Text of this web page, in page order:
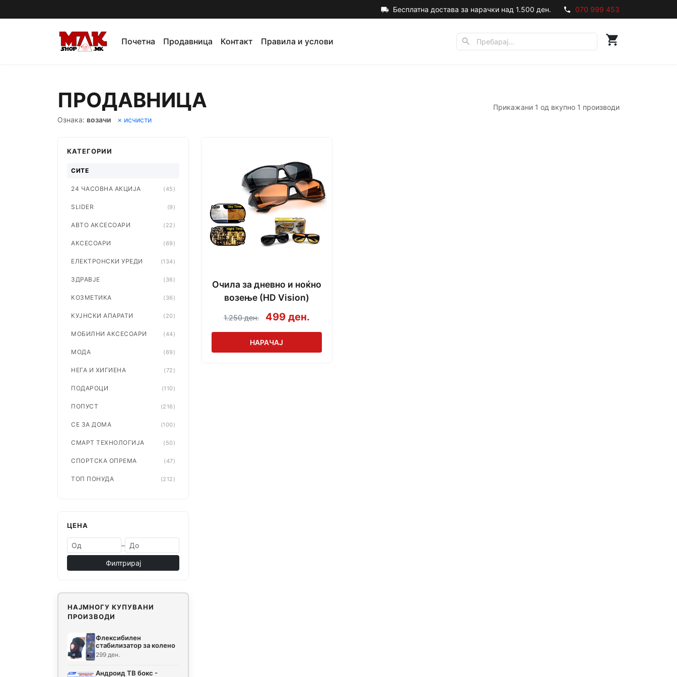
local_shipping Бесплатна достава за нарачки над 1.500 ден. phone 070 999 453
Почетна Продавница Контакт Правила и услови search shopping_cart
ПРОДАВНИЦА
Ознака: возачи × исчисти
Прикажани 1 од вкупно 1 производи
КАТЕГОРИИ
СИТЕ
24 ЧАСОВНА АКЦИЈА (45)
SLIDER (9)
АВТО АКСЕСОАРИ (22)
АКСЕСОАРИ (69)
ЕЛЕКТРОНСКИ УРЕДИ (134)
ЗДРАВЈЕ (36)
КОЗМЕТИКА (36)
КУЈНСКИ АПАРАТИ (20)
МОБИЛНИ АКСЕСОАРИ (44)
МОДА (69)
НЕГА И ХИГИЕНА (72)
ПОДАРОЦИ (110)
ПОПУСТ (216)
СЕ ЗА ДОМА (100)
СМАРТ ТЕХНОЛОГИЈА (50)
СПОРТСКА ОПРЕМА (47)
ТОП ПОНУДА (212)
ЦЕНА
–
Филтрирај
НАЈМНОГУ КУПУВАНИ
ПРОИЗВОДИ
Флексибилен
стабилизатор за колено
299 ден.
Андроид ТВ бокс -
Очила за дневно и ноќно
возење (HD Vision)
1.250 ден. 499 ден.
НАРАЧАЈ